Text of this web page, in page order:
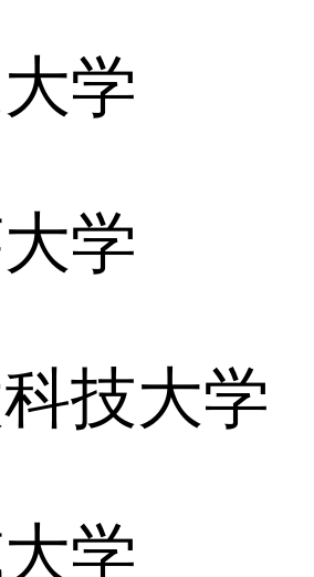
学
学
技大学
学